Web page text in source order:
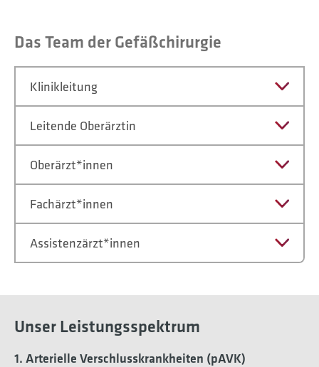
Das Team der Gefäßchirurgie
Klinikleitung
Leitende Oberärztin
Oberärzt*innen
Fachärzt*innen
Assistenzärzt*innen
Unser Leistungsspektrum
1. Arterielle Verschlusskrankheiten (pAVK)